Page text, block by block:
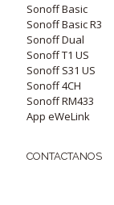
Sonoff Basic
Sonoff Basic R3
Sonoff Dual
Sonoff T1 US
Sonoff S31 US
Sonoff 4CH
Sonoff RM433
App eWeLink
CONTACTANOS